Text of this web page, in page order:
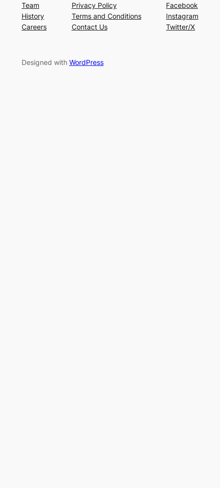
Team
History
Careers
Privacy Policy
Terms and Conditions
Contact Us
Facebook
Instagram
Twitter/X
Designed with WordPress